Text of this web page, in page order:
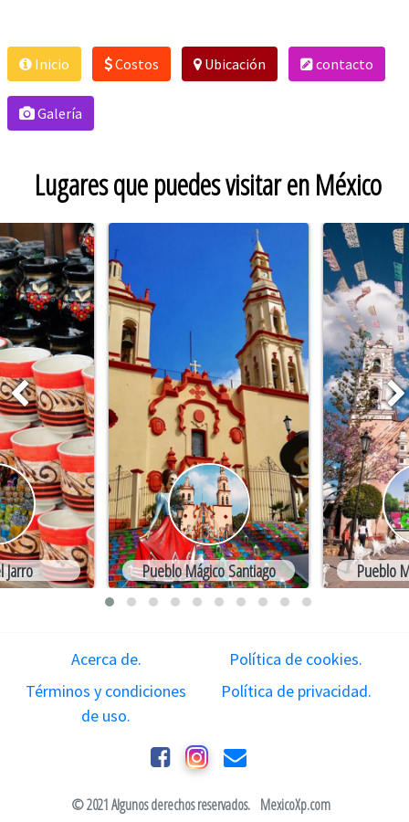
Inicio Costos Ubicación contacto
Galería
Lugares que puedes visitar en México
Jarro Pueblo Mágico Santiago Pueblo
Acerca de.
Política de cookies.
Términos y condiciones
de uso.
Política de privacidad.
© 2021 Algunos derechos reservados. MexicoXp.com